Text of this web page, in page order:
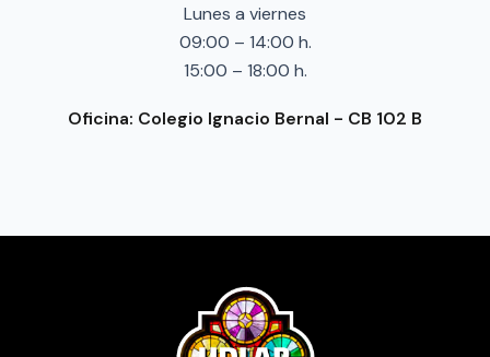
Lunes a viernes
09:00 – 14:00 h.
15:00 – 18:00 h.
Oficina: Colegio Ignacio Bernal - CB 102 B